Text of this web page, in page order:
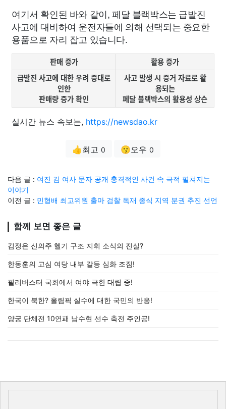
여기서 확인된 바와 같이, 페달 블랙박스는 급발진
사고에 대비하여 운전자들에 의해 선택되는 중요한
용품으로 자리 잡고 있습니다.
판매 증가
활용 증가
급발진 사고에 대한 우려 증대로
인한
판매량 증가 확인
사고 발생 시 증거 자료로 활
용되는
페달 블랙박스의 활용성 상슨
실시간 뉴스 속보는, https://newsdao.kr
👍최고 0 😗오우 0
다음 글 : 여진 김 여사 문자 공개 충격적인 사건 속 극적 펼쳐지는
이야기
이전 글 : 민형배 최고위원 출마 검찰 독재 종식 지역 분권 추진 선언
함께 보면 좋은 글
김정은 신의주 헬기 구조 지휘 소식의 진실?
한동훈의 고심 여당 내부 갈등 심화 조짐!
필리버스터 국회에서 여야 극한 대립 중!
한국이 북한? 올림픽 실수에 대한 국민의 반응!
양궁 단체전 10연패 남수현 선수 축전 주인공!